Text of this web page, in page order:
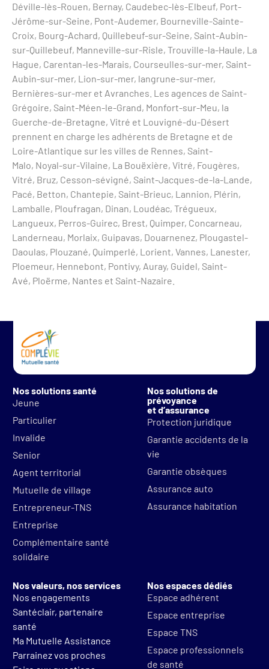
Déville-lès-Rouen, Bernay, Caudebec-lès-Elbeuf, Port-
Jérôme-sur-Seine, Pont-Audemer, Bourneville-Sainte-
Croix, Bourg-Achard, Quillebeuf-sur-Seine, Saint-Aubin-
sur-Quillebeuf, Manneville-sur-Risle, Trouville-la-Haule, La
Hague, Carentan-les-Marais, Courseulles-sur-mer, Saint-
Aubin-sur-mer, Lion-sur-mer, langrune-sur-mer,
Bernières-sur-mer et Avranches. Les agences de Saint-
Grégoire, Saint-Méen-le-Grand, Monfort-sur-Meu, la
Guerche-de-Bretagne, Vitré et Louvigné-du-Désert
prennent en charge les adhérents de Bretagne et de
Loire-Atlantique sur les villes de Rennes, Saint-
Malo, Noyal-sur-Vilaine, La Bouëxière, Vitré, Fougères,
Vitré, Bruz, Cesson-sévigné, Saint-Jacques-de-la-Lande,
Pacé, Betton, Chantepie, Saint-Brieuc, Lannion, Plérin,
Lamballe, Ploufragan, Dinan, Loudéac, Trégueux,
Langueux, Perros-Guirec, Brest, Quimper, Concarneau,
Landerneau, Morlaix, Guipavas, Douarnenez, Plougastel-
Daoulas, Plouzané, Quimperlé, Lorient, Vannes, Lanester,
Ploemeur, Hennebont, Pontivy, Auray, Guidel, Saint-
Avé, Ploërme, Nantes et Saint-Nazaire.
Nos solutions santé
Jeune
Particulier
Invalide
Senior
Agent territorial
Mutuelle de village
Entrepreneur-TNS
Entreprise
Complémentaire santé
solidaire
Nos solutions de
prévoyance
et d’assurance
Protection juridique
Garantie accidents de la
vie
Garantie obsèques
Assurance auto
Assurance habitation
Nos valeurs, nos services
Nos engagements
Santéclair, partenaire
santé
Ma Mutuelle Assistance
Parrainez vos proches
Nos espaces dédiés
Espace adhérent
Espace entreprise
Espace TNS
Espace professionnels
de santé